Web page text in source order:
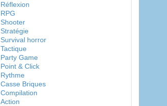
Réflexion
RPG
Shooter
Stratégie
Survival horror
Tactique
Party Game
Point & Click
Rythme
Casse Briques
Compilation
Action